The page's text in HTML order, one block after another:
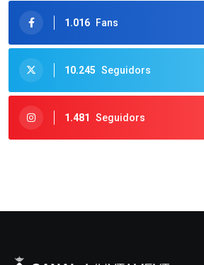
1.016 Fans
10.245 Seguidors
1.481 Seguidors